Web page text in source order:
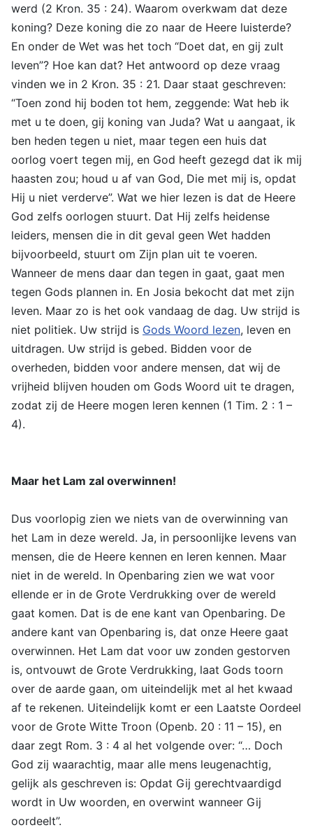
werd (2 Kron. 35 : 24). Waarom overkwam dat deze
koning? Deze koning die zo naar de Heere luisterde?
En onder de Wet was het toch “Doet dat, en gij zult
leven”? Hoe kan dat? Het antwoord op deze vraag
vinden we in 2 Kron. 35 : 21. Daar staat geschreven:
“Toen zond hij boden tot hem, zeggende: Wat heb ik
met u te doen, gij koning van Juda? Wat u aangaat, ik
ben heden tegen u niet, maar tegen een huis dat
oorlog voert tegen mij, en God heeft gezegd dat ik mij
haasten zou; houd u af van God, Die met mij is, opdat
Hij u niet verderve”. Wat we hier lezen is dat de Heere
God zelfs oorlogen stuurt. Dat Hij zelfs heidense
leiders, mensen die in dit geval geen Wet hadden
bijvoorbeeld, stuurt om Zijn plan uit te voeren.
Wanneer de mens daar dan tegen in gaat, gaat men
tegen Gods plannen in. En Josia bekocht dat met zijn
leven. Maar zo is het ook vandaag de dag. Uw strijd is
niet politiek. Uw strijd is Gods Woord lezen, leven en
uitdragen. Uw strijd is gebed. Bidden voor de
overheden, bidden voor andere mensen, dat wij de
vrijheid blijven houden om Gods Woord uit te dragen,
zodat zij de Heere mogen leren kennen (1 Tim. 2 : 1 –
4).
Maar het Lam zal overwinnen!
Dus voorlopig zien we niets van de overwinning van
het Lam in deze wereld. Ja, in persoonlijke levens van
mensen, die de Heere kennen en leren kennen. Maar
niet in de wereld. In Openbaring zien we wat voor
ellende er in de Grote Verdrukking over de wereld
gaat komen. Dat is de ene kant van Openbaring. De
andere kant van Openbaring is, dat onze Heere gaat
overwinnen. Het Lam dat voor uw zonden gestorven
is, ontvouwt de Grote Verdrukking, laat Gods toorn
over de aarde gaan, om uiteindelijk met al het kwaad
af te rekenen. Uiteindelijk komt er een Laatste Oordeel
voor de Grote Witte Troon (Openb. 20 : 11 – 15), en
daar zegt Rom. 3 : 4 al het volgende over: “… Doch
God zij waarachtig, maar alle mens leugenachtig,
gelijk als geschreven is: Opdat Gij gerechtvaardigd
wordt in Uw woorden, en overwint wanneer Gij
oordeelt”.